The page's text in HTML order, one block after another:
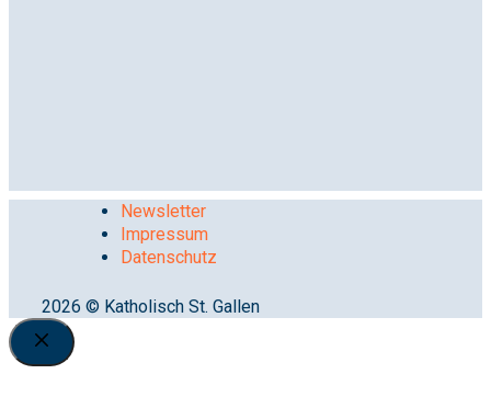
Newsletter
Impressum
Datenschutz
2026 © Katholisch St. Gallen
Close